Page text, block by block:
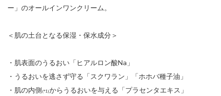
ー」のオールインワンクリーム。
＜肌の土台となる保湿・保水成分＞
・肌表面のうるおい「ヒアルロン酸Na」
・うるおいを逃さず守る「スクワラン」「ホホバ種子油」
・肌の内側(*1)からうるおいを与える「プラセンタエキス」